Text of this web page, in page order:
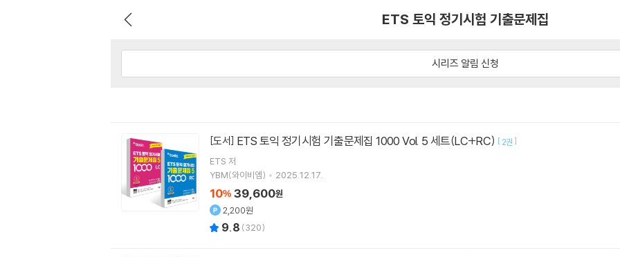
ETS 토익 정기시험 기출문제집
시리즈 알림 신청
[도서] ETS 토익 정기시험 기출문제집 1000 Vol. 5 세트(LC+RC) [ 2권 ]
ETS 저
YBM(와이비엠)
2025.12.17.
10% 39,600원
2,200원
9.8 (320)